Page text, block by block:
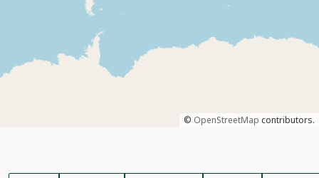
© OpenStreetMap contributors.